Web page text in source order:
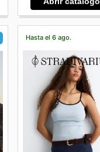
Hasta el 6 ago.